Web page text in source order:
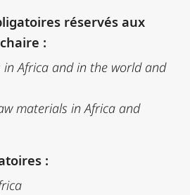
réservés aux
:
Africa and in the world and
materials in Africa and
: